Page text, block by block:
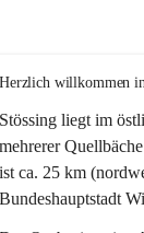
Herzlich willkommen
Stössing liegt im
mehrerer
ist ca. 25 km
Bundeshauptstadt